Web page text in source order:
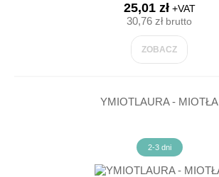
25,01 zł+VAT
30,76 złbrutto
ZOBACZ
YMIOTLAURA - MIOTŁA
2-3 dni